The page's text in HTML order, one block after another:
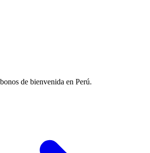
de bienvenida en Perú.